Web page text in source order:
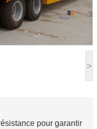
>
pour garantir